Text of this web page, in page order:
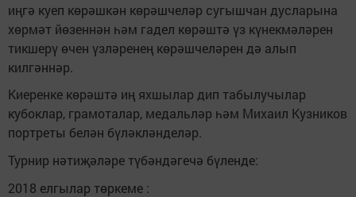
иңгә куеп көрәшкән көрәшчеләр сугышчан дусларына
хөрмәт йөзеннән һәм гадел көрәштә үз күнекмәләрен
тикшерү өчен үзләренең көрәшчеләрен дә алып
килгәннәр.
Киеренке көрәштә иң яхшылар дип табылучылар
кубоклар, грамоталар, медальләр һәм Михаил Кузников
портреты белән бүләкләнделәр.
Турнир нәтиҗәләре түбәндәгечә бүленде:
2018 елгылар төркеме :